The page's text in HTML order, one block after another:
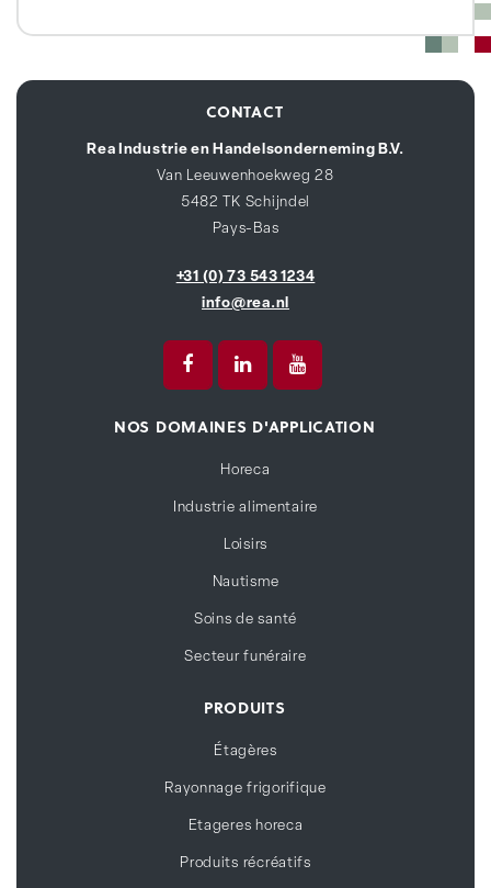
CONTACT
Rea Industrie en Handelsonderneming B.V.
Van Leeuwenhoekweg 28
5482 TK Schijndel
Pays-Bas
+31 (0) 73 543 1234
info@rea.nl
NOS DOMAINES D'APPLICATION
Horeca
Industrie alimentaire
Loisirs
Nautisme
Soins de santé
Secteur funéraire
PRODUITS
Étagères
Rayonnage frigorifique
Etageres horeca
Produits récréatifs